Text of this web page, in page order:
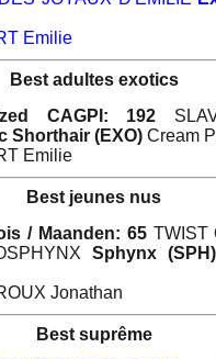
Emilie
Best adultes exotics
CAGPI: 192
Shorthair (EXO) Cream
Emilie
Best jeunes nus
/ Maanden: 65TWIST
Sphynx (SPH)
Jonathan
Best suprême